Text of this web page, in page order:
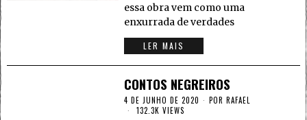
essa obra vem como uma
enxurrada de verdades
LER MAIS
CONTOS NEGREIROS
4 DE JUNHO DE 2020 PORRAFAEL
132.3K VIEWS